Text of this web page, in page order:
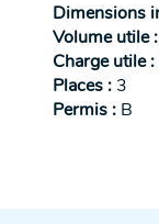
Dimensions
Volume utile :
Charge utile :
Places : 3
Permis : B